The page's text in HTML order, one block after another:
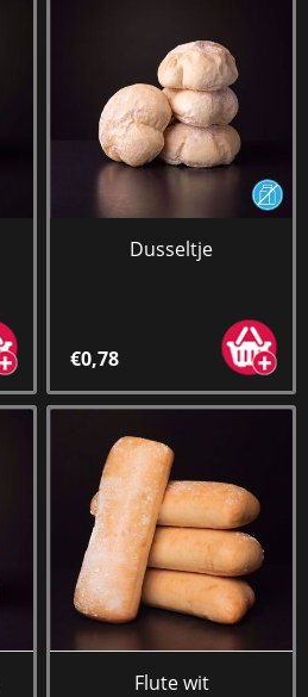
Dusseltje
€0,78
Flute wit